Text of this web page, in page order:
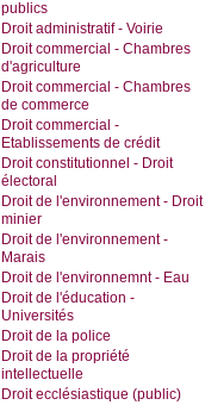
publics
Droit administratif - Voirie
Droit commercial - Chambres
d'agriculture
Droit commercial - Chambres
de commerce
Droit commercial -
Etablissements de crédit
Droit constitutionnel - Droit
électoral
Droit de l'environnement - Droit
minier
Droit de l'environnement -
Marais
Droit de l'environnemnt - Eau
Droit de l'éducation -
Universités
Droit de la police
Droit de la propriété
intellectuelle
Droit ecclésiastique (public)